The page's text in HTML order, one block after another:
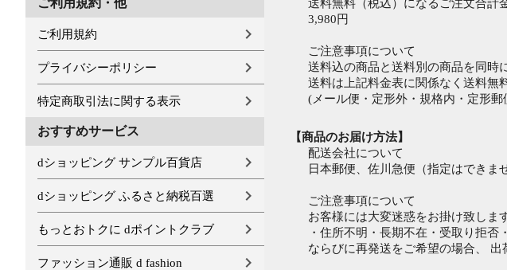
ご利用規約・他
ご利用規約
プライバシーポリシー
特定商取引法に関する表示
おすすめサービス
dショッピング サンプル百貨店
dショッピング ふるさと納税百選
もっとおトクに dポイントクラブ
ファッション通販 d fashion
送料無料（税込）になるご注文合計
3,980円
ご注意事項について
送料込の商品と送料別の商品を同時
送料は上記料金表に関係なく送料無
(メール便・定形外・規格内・定形
【商品のお届け方法】
配送会社について
日本郵便、佐川急便（指定はできま
ご注意事項について
お客様には大変迷惑をお掛け致しま
・住所不明・長期不在・受取り拒否
ならびに再発送をご希望の場合、 出